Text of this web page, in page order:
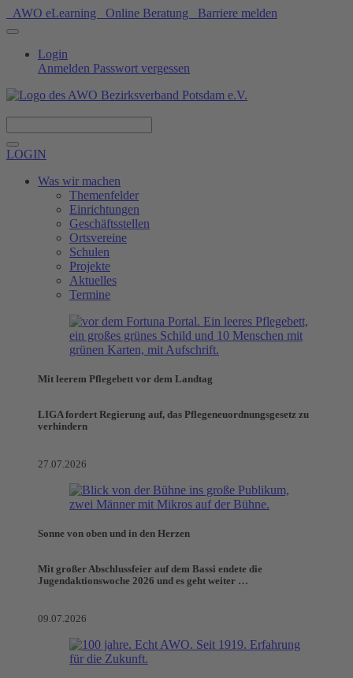
AWO eLearning Online Beratung Barriere melden
Login
Anmelden Passwort vergessen
LOGIN
Was wir machen
Themenfelder
Einrichtungen
Geschäftsstellen
Ortsvereine
Schulen
Projekte
Aktuelles
Termine
Mit leerem Pflegebett vor dem Landtag
LIGA fordert Regierung auf, das Pflegeneuordnungsgesetz zu
verhindern
27.07.2026
Sonne von oben und in den Herzen
Mit großer Abschlussfeier auf dem Bassi endete die
Jugendaktionswoche 2026 und es geht weiter …
09.07.2026